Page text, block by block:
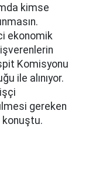
kimse
ekonomik
Komisyonu
ile alınıyor.
gereken